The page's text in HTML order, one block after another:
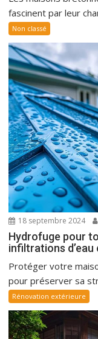
fascinent par leur
Non classé
18 septembre 2024
Hydrofuge pour
infiltrations
Protéger votre
pour préserver sa
Rénovation extérieure